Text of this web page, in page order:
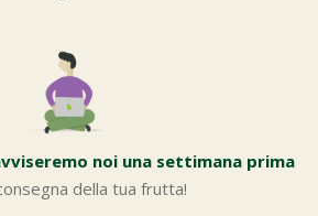
noi una settimana prima
della tua frutta!